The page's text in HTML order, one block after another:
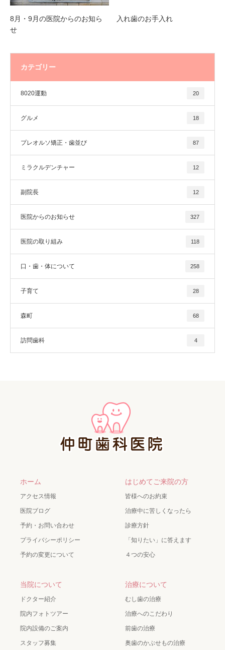
8月・9月の医院からのお知ら
せ
入れ歯のお手入れ
カテゴリー
8020運動 20
グルメ 18
プレオルソ矯正・歯並び 87
ミラクルデンチャー 12
副院長 12
医院からのお知らせ 327
医院の取り組み 118
口・歯・体について 258
子育て 28
森町 68
訪問歯科 4
ホーム
アクセス情報
医院ブログ
予約・お問い合わせ
プライバシーポリシー
予約の変更について
はじめてご来院の方
皆様へのお約束
治療中に苦しくなったら
診療方針
「知りたい」に答えます
４つの安心
当院について
ドクター紹介
院内フォトツアー
院内設備のご案内
スタッフ募集
治療について
むし歯の治療
治療へのこだわり
前歯の治療
奥歯のかぶせもの治療